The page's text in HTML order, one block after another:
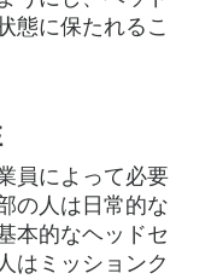
態に保たれるこ
員によって必要
の人は日常的な
本的なヘッドセ
はミッションク